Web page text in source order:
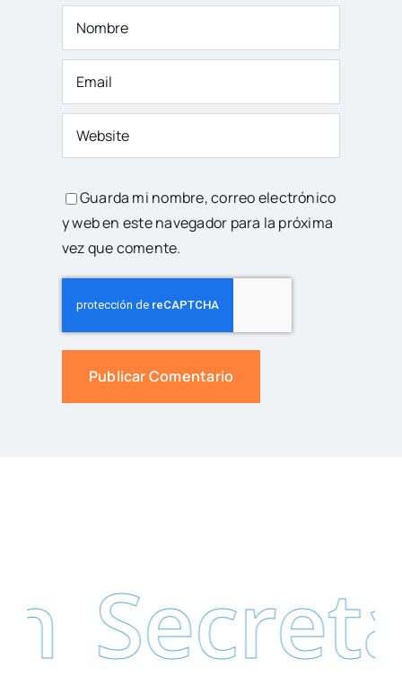
Guarda mi nombre, correo electrónico
y web en este navegador para la próxima
vez que comente.